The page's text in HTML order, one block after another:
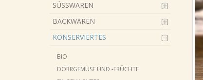
SÜSSWAREN
BACKWAREN
KONSERVIERTES
BIO
DÖRRGEMÜSE UND -FRÜCHTE